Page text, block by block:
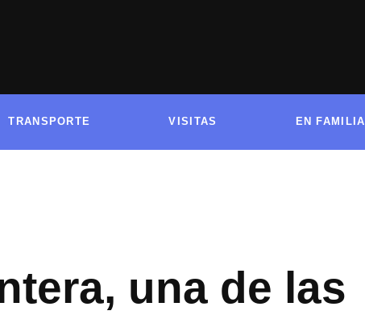
TRANSPORTE VISITAS EN FAMILIA
una de las